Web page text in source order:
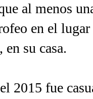
al menos
en el
en su casa.
2015 fue